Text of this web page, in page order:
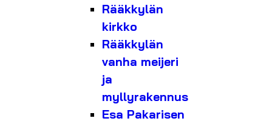
Rääkkylän
kirkko
Rääkkylän
vanha meijeri
ja
myllyrakennus
Esa Pakarisen